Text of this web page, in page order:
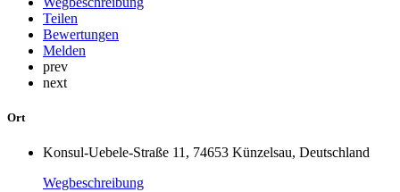
Teilen
Bewertungen
Melden
prev
next
Ort
Konsul-Uebele-Straße 11, 74653 Künzelsau, Deutschland
Wegbeschreibung